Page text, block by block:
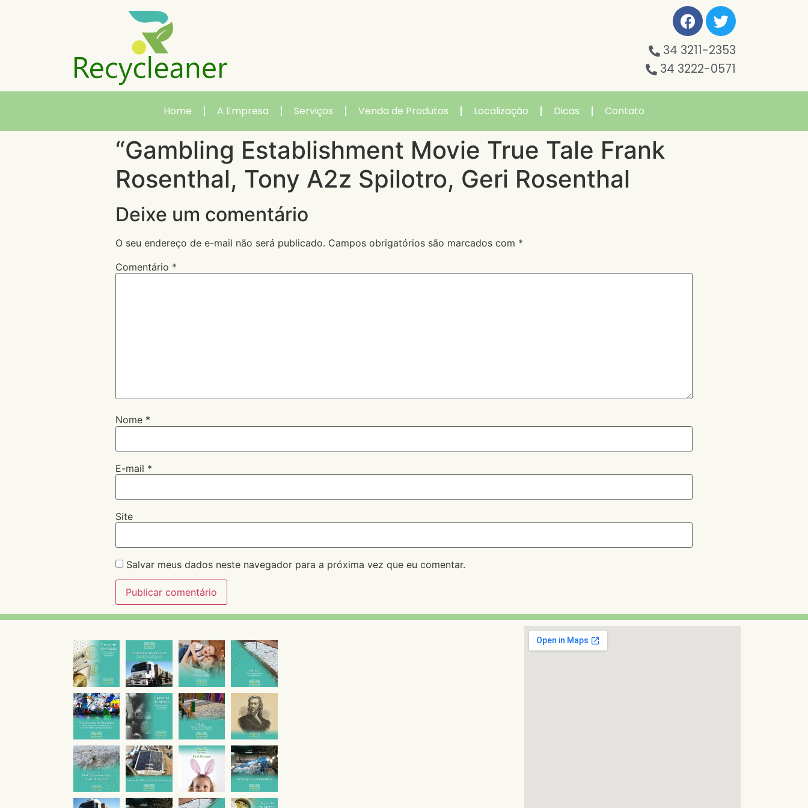
34 3211-2353
34 3222-0571
Home A Empresa Serviços Venda de Produtos Localização Dicas Contato
“Gambling Establishment Movie True Tale Frank
Rosenthal, Tony A2z Spilotro, Geri Rosenthal
Deixe um comentário
O seu endereço de e-mail não será publicado. Campos obrigatórios são marcados com *
Comentário *
Nome *
E-mail *
Site
Salvar meus dados neste navegador para a próxima vez que eu comentar.